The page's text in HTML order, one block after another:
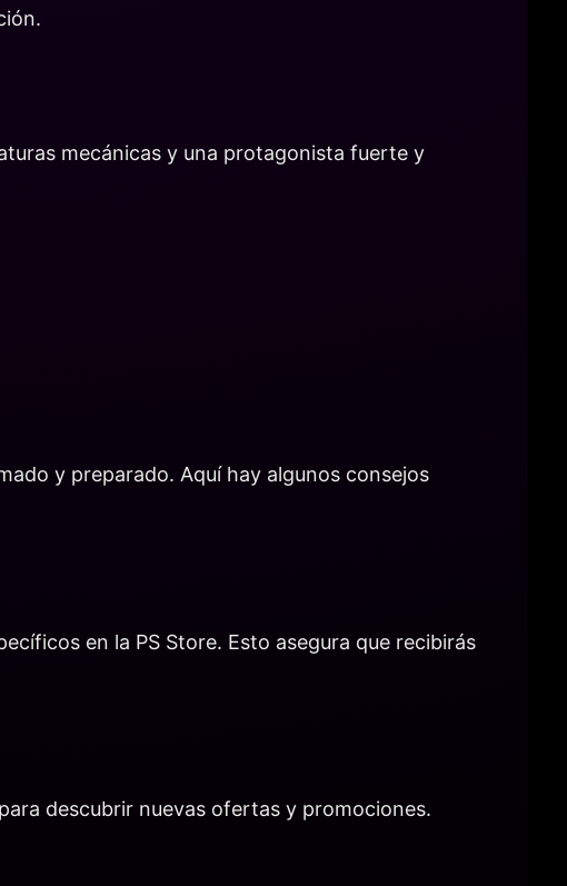
mecánicas y una protagonista fuerte y
y preparado. Aquí hay algunos consejos
en la PS Store. Esto asegura que recibirás
descubrir nuevas ofertas y promociones.